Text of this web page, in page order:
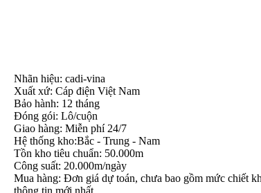
Nhãn hiệu: cadi-vina
Xuất xứ: Cáp điện Việt Nam
Bảo hành: 12 tháng
Đóng gói: Lô/cuộn
Giao hàng: Miễn phí 24/7
Hệ thống kho:Bắc - Trung - Nam
Tồn kho tiêu chuẩn: 50.000m
Công suất: 20.000m/ngày
Mua hàng: Đơn giá dự toán, chưa bao gồm mức chiết